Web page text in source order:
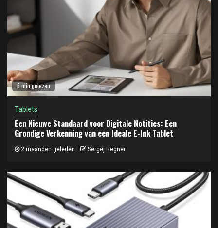
6 min gelezen
Tablets
Een Nieuwe Standaard voor Digitale Notities: Een
Grondige Verkenning van een Ideale E-Ink Tablet
2 maanden geleden Sergej Regner